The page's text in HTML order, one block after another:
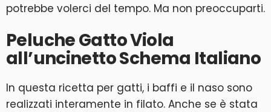
potrebbe volerci del tempo. Ma non preoccuparti.
Peluche Gatto Viola
all’uncinetto Schema Italiano
In questa ricetta per gatti, i baffi e il naso sono
realizzati interamente in filato. Anche se è stata